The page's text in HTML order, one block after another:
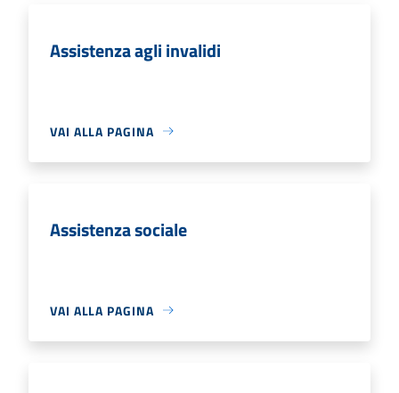
Assistenza agli invalidi
VAI ALLA PAGINA
Assistenza sociale
VAI ALLA PAGINA